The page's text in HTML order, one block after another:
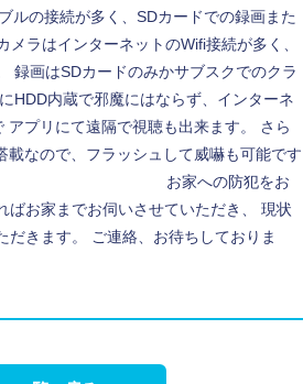
ルの接続が多く、SDカードでの録画また
メラはインターネットのWifi接続が多く、
録画はSDカードのみかサブスクでのクラ
HDD内蔵で邪魔にはならず、インターネ
アプリにて遠隔で視聴も出来ます。 さら
載なので、フラッシュして威嚇も可能です
への防犯をお
ばお家までお伺いさせていただき、 現状
だきます。 ご連絡、お待ちしておりま